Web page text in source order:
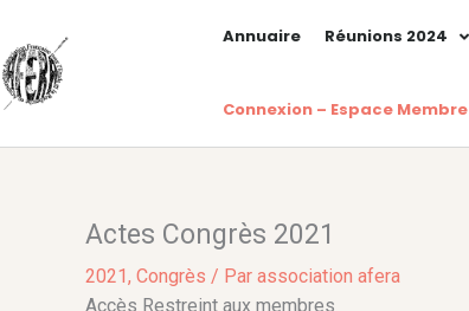
au
contenu
Annuaire Réunions 2024
Connexion – Espace Membre
Actes Congrès 2021
2021, Congrès / Par association afera
Accès Restreint aux membres